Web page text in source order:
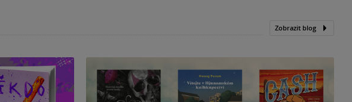
Zobrazit blog